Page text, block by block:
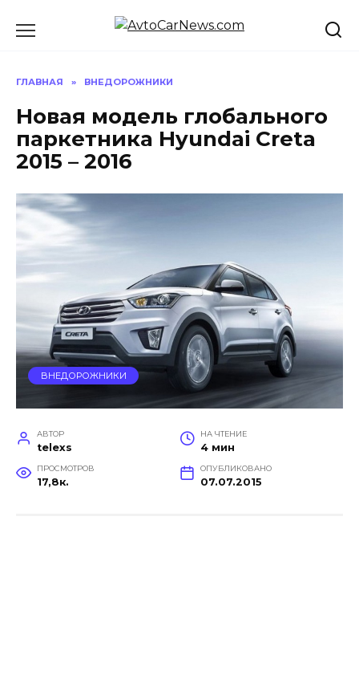
ГЛАВНАЯ » ВНЕДОРОЖНИКИ
Новая модель глобального
паркетника Hyundai Creta
2015 – 2016
ВНЕДОРОЖНИКИ
АВТОР
telexs
НА ЧТЕНИЕ
4 мин
ПРОСМОТРОВ
17,8к.
ОПУБЛИКОВАНО
07.07.2015